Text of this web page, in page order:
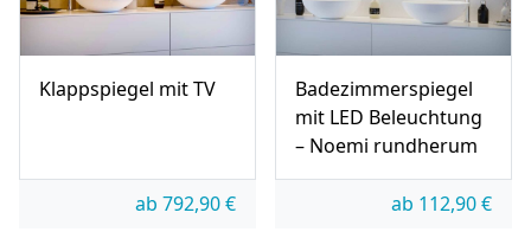
Klappspiegel mit TV
ab 792,90€
Badezimmerspiegel
mit LED Beleuchtung
– Noemi rundherum
ab 112,90€